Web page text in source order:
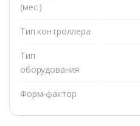
(мес.)
Тип контроллера
Тип
оборудования
Форм-фактор